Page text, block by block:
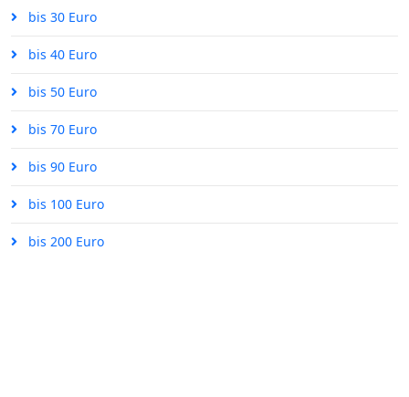
bis 30 Euro
bis 40 Euro
bis 50 Euro
bis 70 Euro
bis 90 Euro
bis 100 Euro
bis 200 Euro